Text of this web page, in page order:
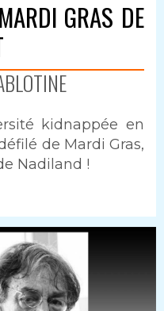
GRAS DE
kidnappée en
de Mardi Gras,
Nadiland !